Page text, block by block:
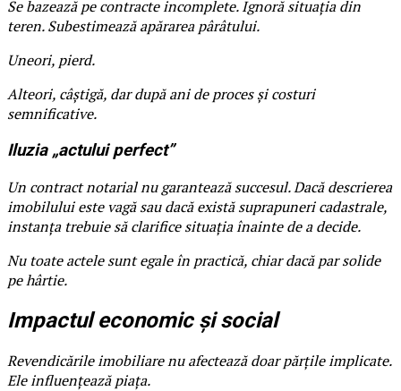
Se bazează pe contracte incomplete. Ignoră situația din
teren. Subestimează apărarea pârâtului.
Uneori, pierd.
Alteori, câștigă, dar după ani de proces și costuri
semnificative.
Iluzia „actului perfect”
Un contract notarial nu garantează succesul. Dacă descrierea
imobilului este vagă sau dacă există suprapuneri cadastrale,
instanța trebuie să clarifice situația înainte de a decide.
Nu toate actele sunt egale în practică, chiar dacă par solide
pe hârtie.
Impactul economic și social
Revendicările imobiliare nu afectează doar părțile implicate.
Ele influențează piața.